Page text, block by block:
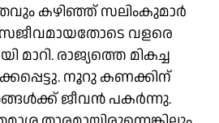
കഴിഞ്ഞ് സലിംകുമാർ
സജീവമായതോടെ വളരെ
മാറി. രാജ്യത്തെ മികച്ച
നൂറു കണക്കിന്
ജീവൻ പകർന്നു.